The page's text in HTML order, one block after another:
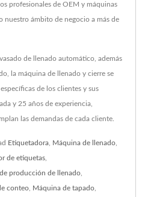
profesionales de OEM y máquinas
nuestro ámbito de negocio a más de
de llenado automático, además
la máquina de llenado y cierre se
de los clientes y sus
y 25 años de experiencia,
las demandas de cada cliente.
Etiquetadora Máquina de llenado
de etiquetas
producción de llenado
conteo Máquina de tapado